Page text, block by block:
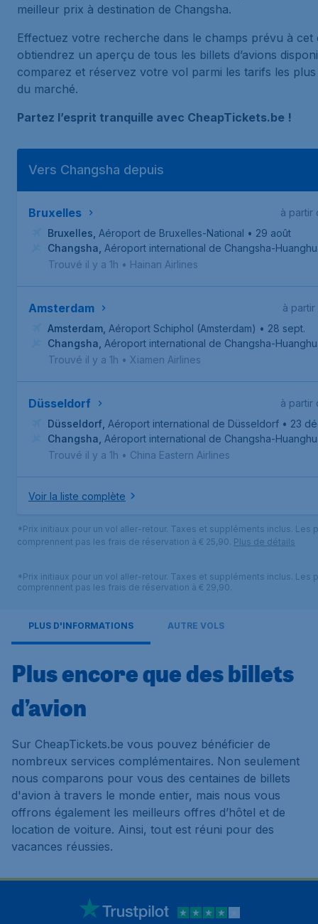
meilleur prix à destination de Changsha.
Effectuez votre recherche dans le champs prévu à cet
obtiendrez un aperçu de tous les billets d’avions
comparez et réservez votre vol parmi les tarifs les
du marché.
Partez l’esprit tranquille avec CheapTickets.be !
Vers Changsha depuis
Bruxelles
à partir
Bruxelles Aéroport de Bruxelles-National • 29 août
Changsha Aéroport international de Changsha-
Trouvé il y a 1h • Hainan Airlines
Amsterdam
à
Amsterdam Aéroport Schiphol (Amsterdam) • 28 sept.
Changsha Aéroport international de Changsha-
Trouvé il y a 1h • Xiamen Airlines
Düsseldorf
à partir
Düsseldorf Aéroport international de Düsseldorf • 23
Changsha Aéroport international de Changsha-
Trouvé il y a 1h • China Eastern Airlines
Voir la liste complète
*Prix initiaux pour un vol aller-retour. Taxes et suppléments inclus. Les
comprennent pas les frais de réservation à € 25,90. Plus de détails
*Prix initiaux pour un vol aller-retour. Taxes et suppléments inclus. Les
comprennent pas les frais de réservation à € 29,90.
PLUS D'INFORMATIONS AUTRE VOLS
Plus encore que des billets
d’avion
Sur CheapTickets.be vous pouvez bénéficier de
nombreux services complémentaires. Non seulement
nous comparons pour vous des centaines de billets
d'avion à travers le monde entier, mais nous vous
offrons également les meilleurs offres d’hôtel et de
location de voiture. Ainsi, tout est réuni pour des
vacances réussies.